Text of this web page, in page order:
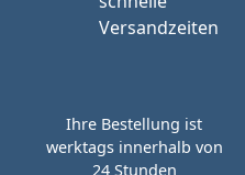
Ihre Bestellung ist
werktags innerhalb von
24 Stunden